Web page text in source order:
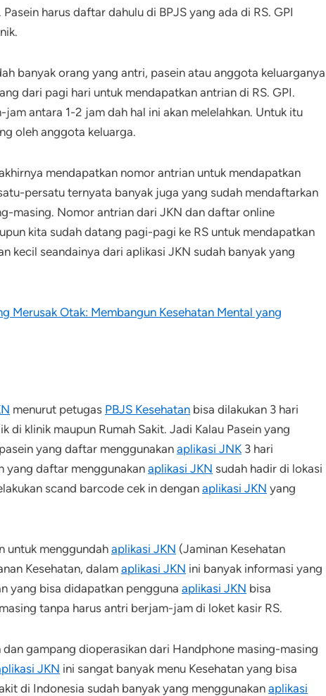
harus daftar dahulu di BPJS yang ada di RS. GPI
banyak orang yang antri, pasein atau anggota keluarganya
dari pagi hari untuk mendapatkan antrian di RS. GPI.
antara 1-2 jam dah hal ini akan melelahkan. Untuk itu
oleh anggota keluarga.
mendapatkan nomor antrian untuk mendapatkan
persatu ternyata banyak juga yang sudah mendaftarkan
masing. Nomor antrian dari JKN dan daftar online
kita sudah datang pagi-pagi ke RS untuk mendapatkan
kecil seandainya dari aplikasi JKN sudah banyak yang
Merusak Otak: Membangun Kesehatan Mental yang
menurut petugas PBJS Kesehatan bisa dilakukan 3 hari
di klinik maupun Rumah Sakit. Jadi Kalau Pasein yang
yang daftar menggunakan aplikasi JNK 3 hari
yang daftar menggunakan aplikasi JKN sudah hadir di lokasi
scand barcode cek in dengan aplikasi JKN yang
untuk menggundah aplikasi JKN (Jaminan Kesehatan
Kesehatan, dalam aplikasi JKN ini banyak informasi yang
yang bisa didapatkan pengguna aplikasi JKN bisa
tanpa harus antri berjam-jam di loket kasir RS.
gampang dioperasikan dari Handphone masing-masing
JKN ini sangat banyak menu Kesehatan yang bisa
di Indonesia sudah banyak yang menggunakan aplikasi